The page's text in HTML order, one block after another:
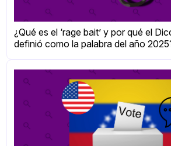
¿Qué es el ‘rage bait’ y por qué el
definió como la palabra del año